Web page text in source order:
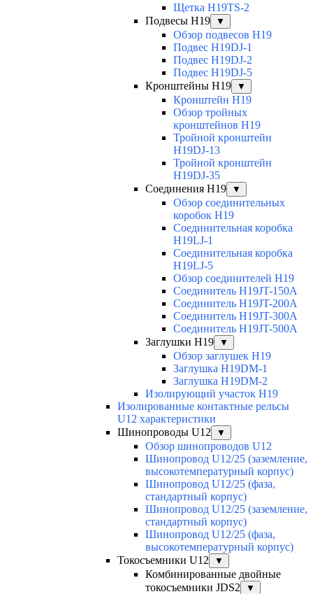
Щетка H19TS-2
Подвесы H19
▼
Обзор подвесов H19
Подвес H19DJ-1
Подвес H19DJ-2
Подвес H19DJ-5
Кронштейны H19
▼
Кронштейн H19
Обзор тройных
кронштейнов H19
Тройной кронштейн
H19DJ-13
Тройной кронштейн
H19DJ-35
Соединения H19
▼
Обзор соединительных
коробок H19
Соединительная коробка
H19LJ-1
Соединительная коробка
H19LJ-5
Обзор соединителей H19
Соединитель H19JT-150A
Соединитель H19JT-200A
Соединитель H19JT-300A
Соединитель H19JT-500A
Заглушки H19
▼
Обзор заглушек H19
Заглушка H19DM-1
Заглушка H19DM-2
Изолирующий участок H19
Изолированные контактные рельсы
U12 характеристики
Шинопроводы U12
▼
Обзор шинопроводов U12
Шинопровод U12/25 (заземление,
высокотемпературный корпус)
Шинопровод U12/25 (фаза,
стандартный корпус)
Шинопровод U12/25 (заземление,
стандартный корпус)
Шинопровод U12/25 (фаза,
высокотемпературный корпус)
Токосъемники U12
▼
Комбинированные двойные
токосъемники JDS2
▼